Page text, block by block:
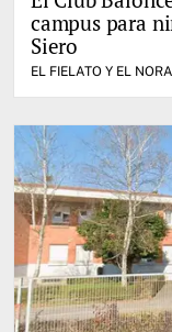
campus para
Siero
EL FIELATO Y EL NORA